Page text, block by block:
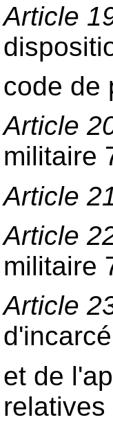
Article
code de
Article
militaire
Article
Article
militaire
Article
et de
relatives